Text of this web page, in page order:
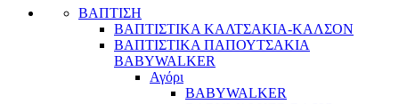
ΒΑΠΤΙΣΗ
ΒΑΠΤΙΣΤΙΚΑ ΚΑΛΤΣΑΚΙΑ-ΚΑΛΣΟΝ
ΒΑΠΤΙΣΤΙΚΑ ΠΑΠΟΥΤΣΑΚΙΑ
BABYWALKER
Αγόρι
BABYWALKER